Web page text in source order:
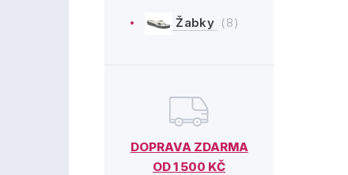
Žabky (8)
DOPRAVA ZDARMA
OD 1 500 KČ